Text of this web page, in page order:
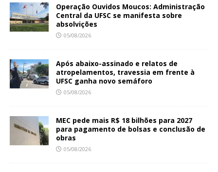
Operação Ouvidos Moucos: Administração
Central da UFSC se manifesta sobre
absolvições
05/08/2026
Após abaixo-assinado e relatos de
atropelamentos, travessia em frente à
UFSC ganha novo semáforo
05/08/2026
MEC pede mais R$ 18 bilhões para 2027
para pagamento de bolsas e conclusão de
obras
05/08/2026